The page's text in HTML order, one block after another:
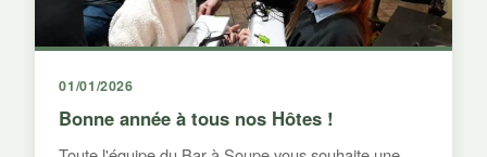
01/01/2026
Bonne année à tous nos Hôtes !